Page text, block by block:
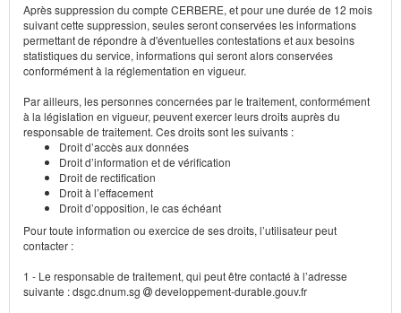
Après suppression du compte CERBERE, et pour une durée de 12 mois
suivant cette suppression, seules seront conservées les informations
permettant de répondre à d'éventuelles contestations et aux besoins
statistiques du service, informations qui seront alors conservées
conformément à la réglementation en vigueur.
Par ailleurs, les personnes concernées par le traitement, conformément
à la législation en vigueur, peuvent exercer leurs droits auprès du
responsable de traitement. Ces droits sont les suivants :
Droit d’accès aux données
Droit d’information et de vérification
Droit de rectification
Droit à l’effacement
Droit d’opposition, le cas échéant
Pour toute information ou exercice de ses droits, l’utilisateur peut
contacter :
1 - Le responsable de traitement, qui peut être contacté à l’adresse
suivante : dsgc.dnum.sg
developpement-durable.gouv.fr